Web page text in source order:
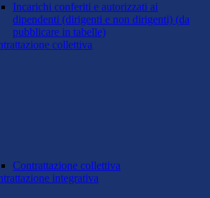
Incarichi conferiti e autorizzati ai
dipendenti (dirigenti e non dirigenti) (da
pubblicare in tabelle)
collettiva
Contrattazione collettiva
integrativa